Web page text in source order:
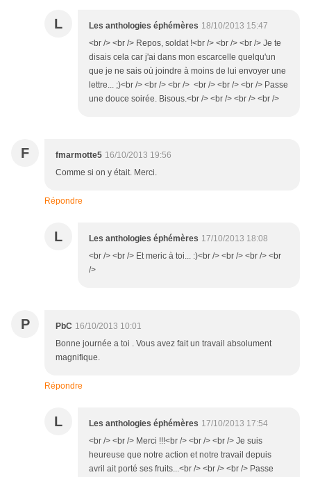
L Les anthologies éphémères 18/10/2013 15:47
<br /> <br /> Repos, soldat !<br /> <br /> <br /> Je te
disais cela car j'ai dans mon escarcelle quelqu'un
que je ne sais où joindre à moins de lui envoyer une
lettre... ;)<br /> <br /> <br /> <br /> <br /> <br /> Passe
une douce soirée. Bisous.<br /> <br /> <br /> <br />
F fmarmotte5 16/10/2013 19:56
Comme si on y était. Merci.
Répondre
L Les anthologies éphémères 17/10/2013 18:08
<br /> <br /> Et meric à toi... :)<br /> <br /> <br /> <br
/>
P PbC 16/10/2013 10:01
Bonne journée a toi . Vous avez fait un travail absolument
magnifique.
Répondre
L Les anthologies éphémères 17/10/2013 17:54
<br /> <br /> Merci !!!<br /> <br /> <br /> Je suis
heureuse que notre action et notre travail depuis
avril ait porté ses fruits...<br /> <br /> <br /> Passe